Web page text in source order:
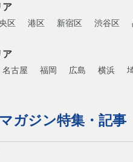
ア
区 港区 新宿区 渋谷区
ア
名古屋 福岡 広島 横浜
ガジン特集・記事